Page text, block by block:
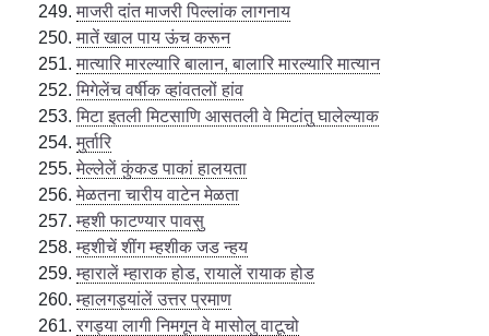
माजरी दांत माजरी पिल्लांक लागनाय
मातें खाल पाय ऊंच करून
मात्यारि मारल्यारि बालान, बालारि मारल्यारि मात्यान
मिगेलेंच वर्षीक व्हांवतलों हांव
मिटा इतली मिटसाणि आसतली वे मिटांतु घालेल्याक
मुर्तारि
मेल्लेलें कुंकड पाकां हालयता
मेळतना चारीय वाटेन मेळता
म्हशी फाटण्यार पावसु
म्हशीचें शींग म्हशीक जड न्हय
म्हारालें म्हाराक होड, रायालें रायाक होड
म्हालगड्यांलें उत्तर प्रमाण
रगड्या लागी निमगून वे मासोलु वाटूचो